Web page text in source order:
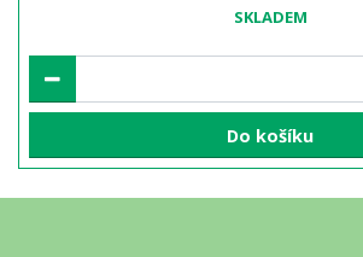
SKLADEM
Do košíku